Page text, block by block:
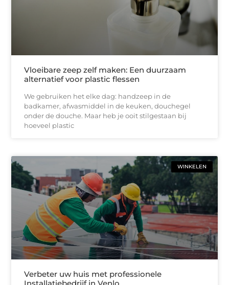
Vloeibare zeep zelf maken: Een duurzaam
alternatief voor plastic flessen
We gebruiken het elke dag: handzeep in de
badkamer, afwasmiddel in de keuken, douchegel
onder de douche. Maar heb je ooit stilgestaan bij
hoeveel plastic
WINKELEN
Verbeter uw huis met professionele